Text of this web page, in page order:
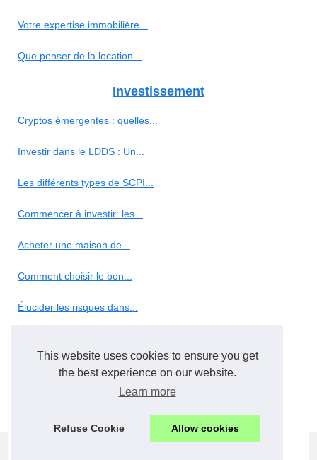
This website uses cookies to ensure you get
the best experience on our website.
Learn more
Refuse Cookie Allow cookies
Votre expertise immobilière...
Que penser de la location...
Investissement
Cryptos émergentes : quelles...
Investir dans le LDDS : Un...
Les différents types de SCPI...
Commencer à investir: les...
Acheter une maison de...
Comment choisir le bon...
Élucider les risques dans...
Marketing